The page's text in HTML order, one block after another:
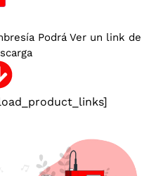
Podrá Ver un link de